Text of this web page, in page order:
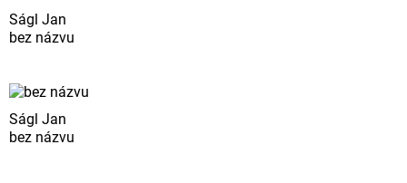
Ságl Jan
bez názvu
Ságl Jan
bez názvu